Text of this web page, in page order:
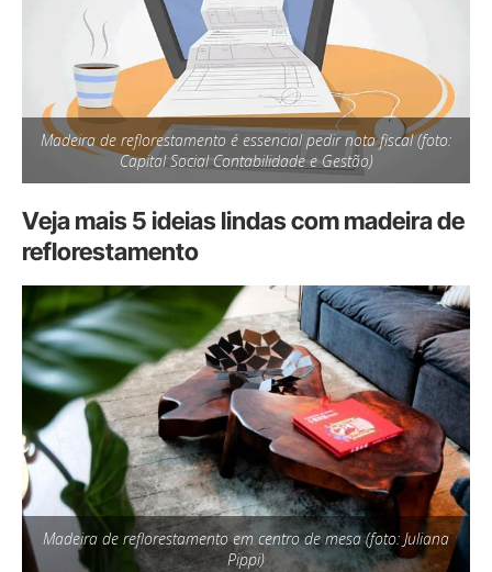
Madeira de reflorestamento é essencial pedir nota fiscal (foto:
Capital Social Contabilidade e Gestão)
Veja mais 5 ideias lindas com madeira de
reflorestamento
Madeira de reflorestamento em centro de mesa (foto: Juliana
Pippi)